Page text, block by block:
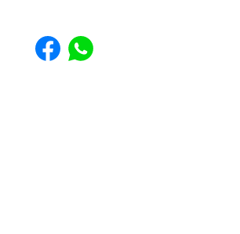
Share to Facebook
Share to WhatsApp